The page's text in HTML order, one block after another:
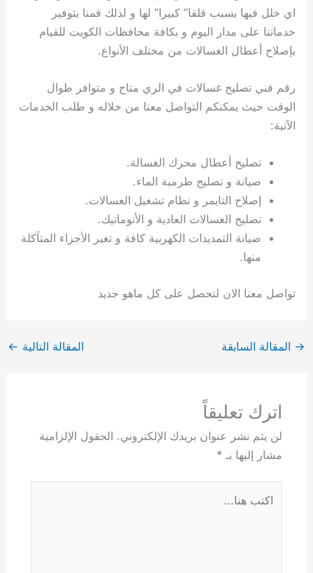
اي خلل فيها يسبب قلقا” كبيرا” لها و لذلك قمنا بتوفير
خدماتنا على مدار اليوم و بكافة محافظات الكويت للقيام
بإصلاح أعطال الغسالات من مختلف الأنواع.
رقم فني تصليح غسالات في الري متاح و متوافر طوال
الوقت حيث يمكنكم التواصل معنا من خلاله و طلب الخدمات
الآتية:
تصليح أعطال محرك الغسالة.
صيانة و تصليح طرمبة الماء.
إصلاح التايمر و نظام تشغيل الغسالات.
تصليح الغسالات العادية و الأتوماتيك.
صيانة التمديدات الكهربية كافة و تغير الأجزاء المتآكلة
منها.
تواصل معنا الان لتحصل على كل ماهو جديد
→ المقالة السابقة المقالة التالية ←
اترك تعليقاً
لن يتم نشر عنوان بريدك الإلكتروني. الحقول الإلزامية
مشار إليها بـ *
هنا...